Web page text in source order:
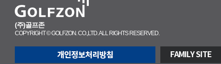
(주)골프존
COPYRIGHT © GOLFZON. CO.,LTD. ALL RIGHTS RESERVED.
FAMILY SITE